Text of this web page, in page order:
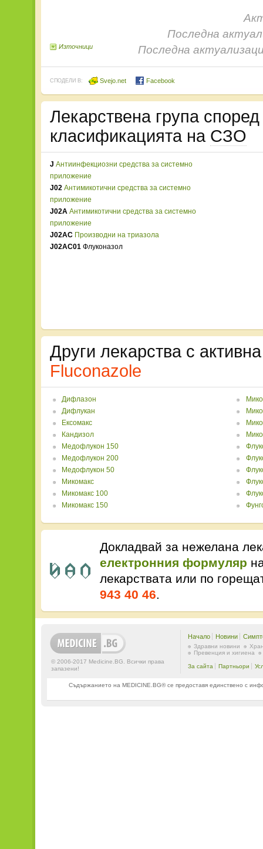
Последна
Последна
Източници
СПОДЕЛИ В: Svejo.net Facebook
Лекарствена група
класификацията на СЗО
J Антиинфекциозни средства за системно
приложение
J02 Антимикотични средства за системно
приложение
J02A Антимикотични средства за системно
приложение
J02AC Производни на триазола
J02AC01 Флуконазол
Други лекарства с
Fluconazole
Дифлазон
Дифлукан
Ексомакс
Кандизол
Медофлукон 150
Медофлукон 200
Медофлукон 50
Микомакс
Микомакс 100
Микомакс 150
Докладвай за нежелана
електронния формуляр
лекарствата или по
943 40 46.
© 2006-2017 Medicine.BG. Всички права
запазени!
Начало Новини
Здравни новини
Превенция и хигиена
За сайта Партньори
Съдържанието на MEDICINE.BG® се предоставя единствено с